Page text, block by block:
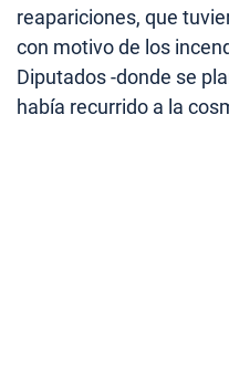
reapariciones, que
con motivo de los
Diputados -donde se
había recurrido a la